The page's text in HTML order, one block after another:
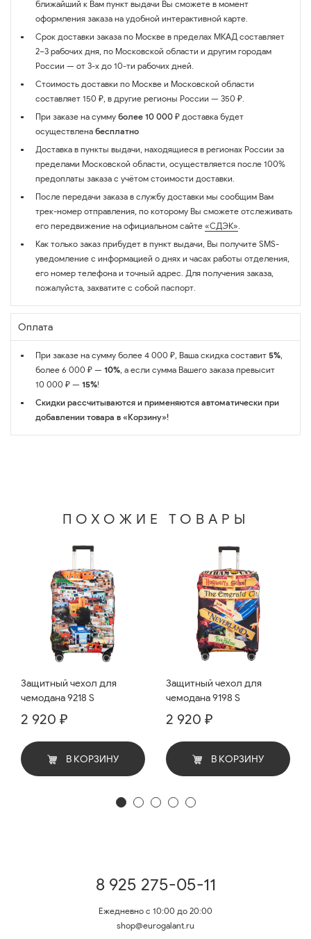
ближайший к Вам пункт выдачи Вы сможете в момент
оформления заказа на удобной интерактивной карте.
Срок доставки заказа по Москве в пределах МКАД составляет
2–3 рабочих дня, по Московской области и другим городам
России — от 3-х до 10-ти рабочих дней.
Стоимость доставки по Москве и Московской области
составляет 150 ₽, в другие регионы России — 350 ₽.
При заказе на сумму более 10 000 ₽ доставка будет
осуществлена бесплатно
Доставка в пункты выдачи, находящиеся в регионах России за
пределами Московской области, осуществляется после 100%
предоплаты заказа с учётом стоимости доставки.
После передачи заказа в службу доставки мы сообщим Вам
трек-номер отправления, по которому Вы сможете отслеживать
его передвижение на официальном сайте «СДЭК».
Как только заказ прибудет в пункт выдачи, Вы получите SMS-
уведомление с информацией о днях и часах работы отделения,
его номер телефона и точный адрес. Для получения заказа,
пожалуйста, захватите с собой паспорт.
Оплата
При заказе на сумму более 4 000 ₽, Ваша скидка составит 5%,
более 6 000 ₽ — 10%, а если сумма Вашего заказа превысит
10 000 ₽ — 15%!
Скидки рассчитываются и применяются автоматически при
добавлении товара в «Корзину»!
ПОХОЖИЕ ТОВАРЫ
Защитный чехол для
чемодана 9218 S
2 920 ₽
В КОРЗИНУ
Защитный чехол для
чемодана 9198 S
2 920 ₽
В КОРЗИНУ
8 925 275-05-11
Ежедневно с 10:00 до 20:00
shop@eurogalant.ru